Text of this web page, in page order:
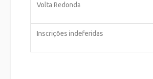
Volta Redonda
Inscrições indeferidas